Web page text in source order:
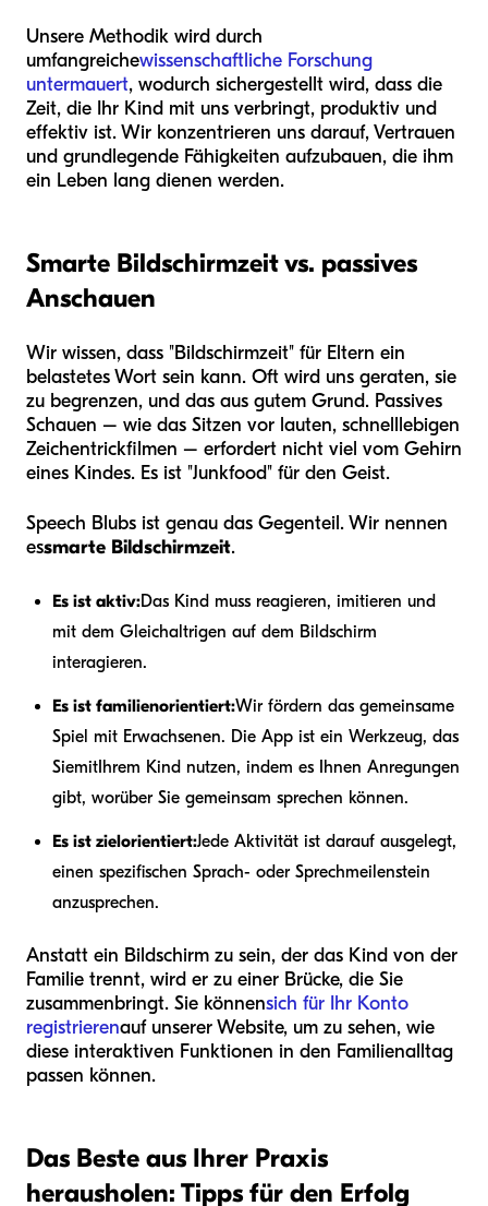
Unsere Methodik wird durch
umfangreichewissenschaftliche Forschung
untermauert, wodurch sichergestellt wird, dass die
Zeit, die Ihr Kind mit uns verbringt, produktiv und
effektiv ist. Wir konzentrieren uns darauf, Vertrauen
und grundlegende Fähigkeiten aufzubauen, die ihm
ein Leben lang dienen werden.
Smarte Bildschirmzeit vs. passives
Anschauen
Wir wissen, dass "Bildschirmzeit" für Eltern ein
belastetes Wort sein kann. Oft wird uns geraten, sie
zu begrenzen, und das aus gutem Grund. Passives
Schauen – wie das Sitzen vor lauten, schnelllebigen
Zeichentrickfilmen – erfordert nicht viel vom Gehirn
eines Kindes. Es ist "Junkfood" für den Geist.
Speech Blubs ist genau das Gegenteil. Wir nennen
essmarte Bildschirmzeit.
Es ist aktiv:Das Kind muss reagieren, imitieren und
mit dem Gleichaltrigen auf dem Bildschirm
interagieren.
Es ist familienorientiert:Wir fördern das gemeinsame
Spiel mit Erwachsenen. Die App ist ein Werkzeug, das
Siemit Ihrem Kind nutzen, indem es Ihnen Anregungen
gibt, worüber Sie gemeinsam sprechen können.
Es ist zielorientiert:Jede Aktivität ist darauf ausgelegt,
einen spezifischen Sprach- oder Sprechmeilenstein
anzusprechen.
Anstatt ein Bildschirm zu sein, der das Kind von der
Familie trennt, wird er zu einer Brücke, die Sie
zusammenbringt. Sie könnensich für Ihr Konto
registrierenauf unserer Website, um zu sehen, wie
diese interaktiven Funktionen in den Familienalltag
passen können.
Das Beste aus Ihrer Praxis
herausholen: Tipps für den Erfolg